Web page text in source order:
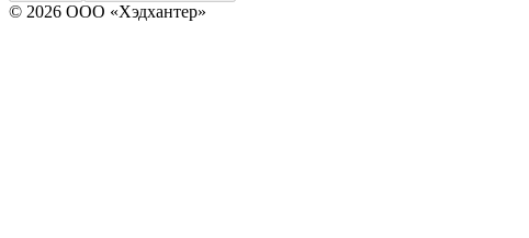
© 2026 ООО «Хэдхантер»